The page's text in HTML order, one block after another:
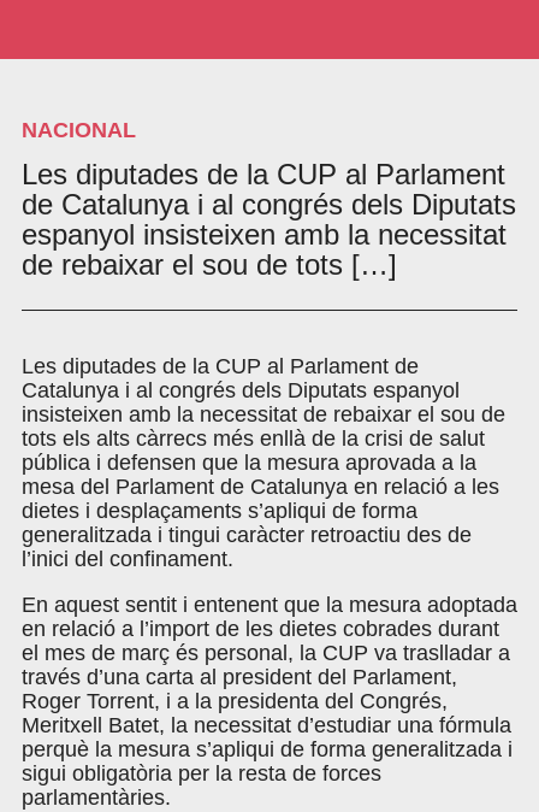
NACIONAL
Les diputades de la CUP al Parlament
de Catalunya i al congrés dels Diputats
espanyol insisteixen amb la necessitat
de rebaixar el sou de tots […]
Les diputades de la CUP al Parlament de
Catalunya i al congrés dels Diputats espanyol
insisteixen amb la necessitat de rebaixar el sou de
tots els alts càrrecs més enllà de la crisi de salut
pública i defensen que la mesura aprovada a la
mesa del Parlament de Catalunya en relació a les
dietes i desplaçaments s’apliqui de forma
generalitzada i tingui caràcter retroactiu des de
l’inici del confinament.
En aquest sentit i entenent que la mesura adoptada
en relació a l’import de les dietes cobrades durant
el mes de març és personal, la CUP va traslladar a
través d’una carta al president del Parlament,
Roger Torrent, i a la presidenta del Congrés,
Meritxell Batet, la necessitat d’estudiar una fórmula
perquè la mesura s’apliqui de forma generalitzada i
sigui obligatòria per la resta de forces
parlamentàries.